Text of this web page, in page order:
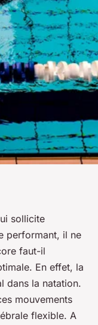
le plus
leur
sollicite
performant, il ne
faut-il
En effet, la
dans la natation.
mouvements
flexible. A